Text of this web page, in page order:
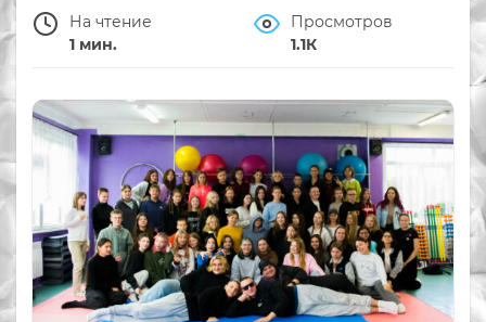
На чтение
1 мин.
Просмотров
1.1К